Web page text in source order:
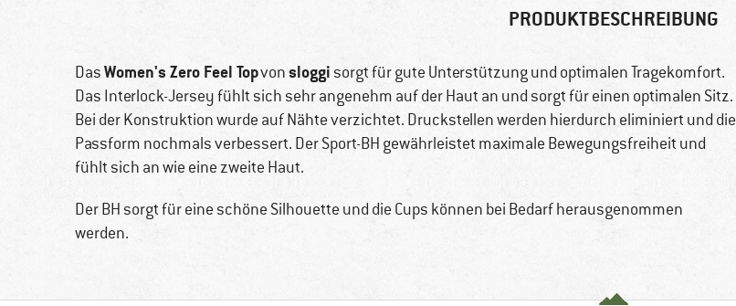
PRODUKTBESCHREIBUNG
DasWomen's Zero Feel Topvonsloggi sorgt für gute Unterstützung und optimalen Tragekomfort.
Das Interlock-Jersey fühlt sich sehr angenehm auf der Haut an und sorgt für einen optimalen Sitz.
Bei der Konstruktion wurde auf Nähte verzichtet. Druckstellen werden hierdurch eliminiert und die
Passform nochmals verbessert. Der Sport-BH gewährleistet maximale Bewegungsfreiheit und
fühlt sich an wie eine zweite Haut.
Der BH sorgt für eine schöne Silhouette und die Cups können bei Bedarf herausgenommen
werden.